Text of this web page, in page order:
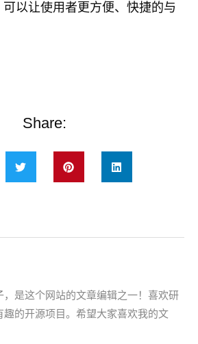
以让使用者更方便、快捷的与
Share:
，是这个网站的文章编辑之一！喜欢研
趣的开源项目。希望大家喜欢我的文